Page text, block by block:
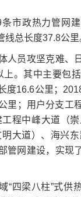
市政热力管网
总长度37.8公里
人员攻坚克难、
上。其中主要包
度16.6公里；
里；用户分支工
程中峰大道（
大道）、海兴
管网建设，实现
“四梁八柱”式供